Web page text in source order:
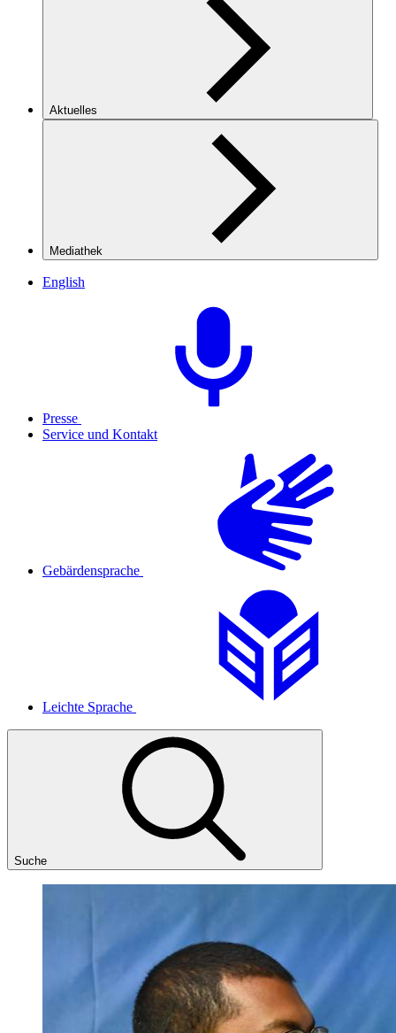
Aktuelles
Mediathek
English
Presse
Service und Kontakt
Gebärdensprache
Leichte Sprache
Suche